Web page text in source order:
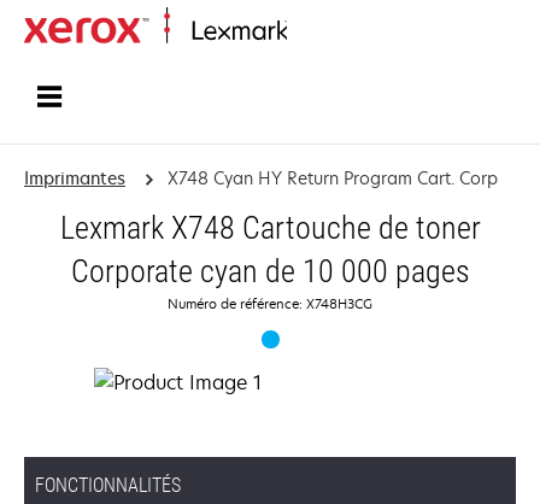
Imprimantes X748 Cyan HY Return Program Cart. Corp
Lexmark X748 Cartouche de toner
Corporate cyan de 10 000 pages
Numéro de référence: X748H3CG
FONCTIONNALITÉS